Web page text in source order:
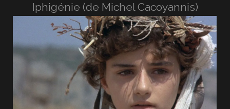
Iphigénie (de Michel Cacoyannis)